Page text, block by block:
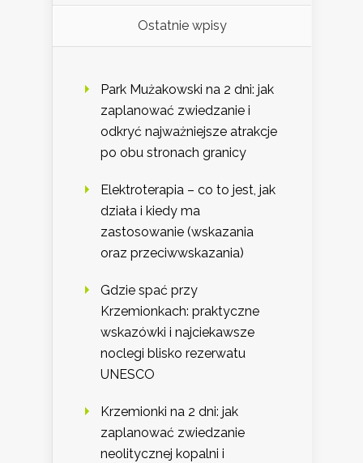
Ostatnie wpisy
Park Mużakowski na 2 dni: jak
zaplanować zwiedzanie i
odkryć najważniejsze atrakcje
po obu stronach granicy
Elektroterapia – co to jest, jak
działa i kiedy ma
zastosowanie (wskazania
oraz przeciwwskazania)
Gdzie spać przy
Krzemionkach: praktyczne
wskazówki i najciekawsze
noclegi blisko rezerwatu
UNESCO
Krzemionki na 2 dni: jak
zaplanować zwiedzanie
neolitycznej kopalni i